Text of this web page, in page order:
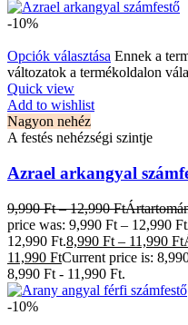
-10%
Opciók választása Ennek a
változatok a termékoldalon
Quick view
Add to wishlist
Nagyon nehéz
A festés nehézségi szintje
Azrael arkangyal
9,990Ft – 12,990Ft
price was: 9,990 Ft – 12,990
12,990 Ft.8,990 Ft – 11,990 Ft
11,990 FtCurrent price is:
8,990 Ft - 11,990 Ft.
-10%